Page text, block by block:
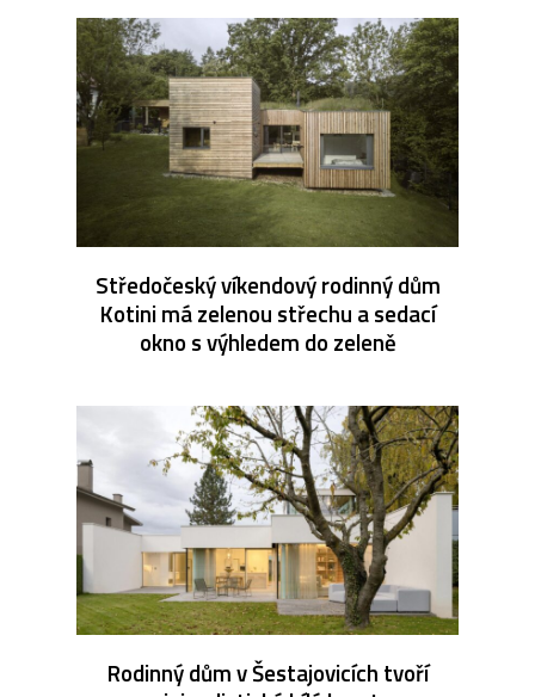
Středočeský víkendový rodinný dům
Kotini má zelenou střechu a sedací
okno s výhledem do zeleně
Rodinný dům v Šestajovicích tvoří